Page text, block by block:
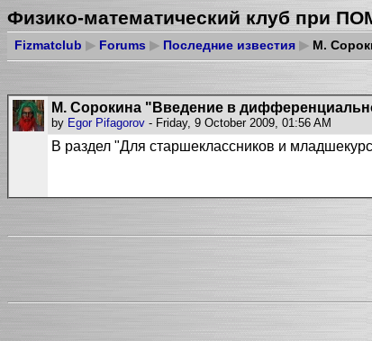
Физико-математический клуб при
Fizmatclub ▶ Forums ▶ Последние известия ▶ М.
М. Сорокина "Введение в
by Egor Pifagorov - Friday, 9 October 2009, 01:56 AM
В раздел "Для старшеклассников и